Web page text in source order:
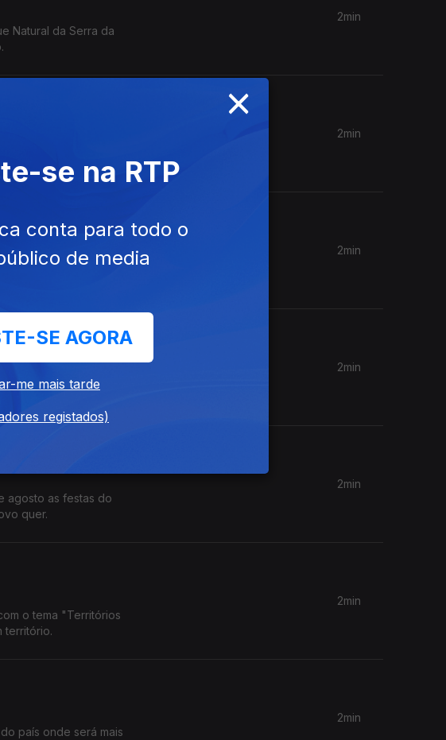
2min
e no nosso país já
2min
"chega" agora ao
2min
atenta ao
os animais respondem?
2min
agosto as festas do
quer.
2min
o tema "Territórios
território.
2min
país onde será mais
2min
×
se na RTP
conta para todo o
de media
SE AGORA
me mais tarde
registados)